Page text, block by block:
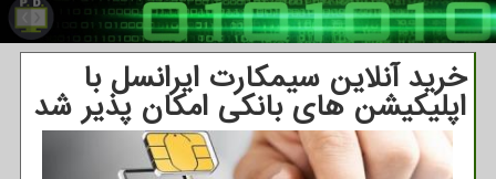
خرید آنلاین سیمكارت ایرانسل با
اپلیكیشن های بانكی امكان پذیر شد